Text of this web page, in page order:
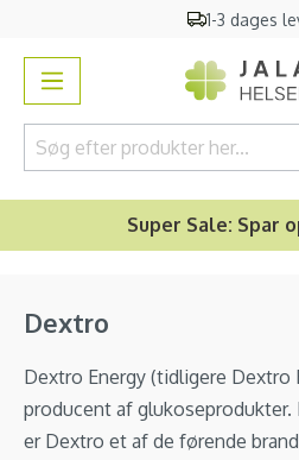
1-3 dages
Super Sale: Spar
Dextro
Dextro Energy (tidligere Dextro
producent af glukoseprodukter.
er Dextro et af de førende